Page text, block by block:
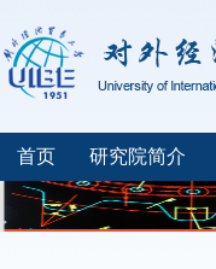
首页 研究院简介